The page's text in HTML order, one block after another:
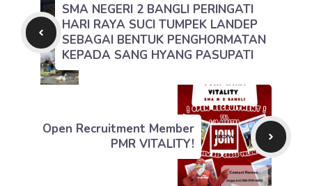
SMA NEGERI 2 BANGLI PERINGATI
HARI RAYA SUCI TUMPEK LANDEP
SEBAGAI BENTUK PENGHORMATAN
KEPADA SANG HYANG PASUPATI
Open Recruitment Member
PMR VITALITY!